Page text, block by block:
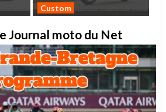
Custom
Journal moto du Net